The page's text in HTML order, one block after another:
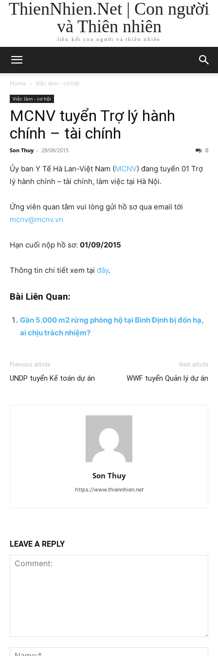
ThienNhien.Net | Con người
và Thiên nhiên
liên kết con người và thiên nhiên
Home Việc làm - cơ hội
Việc làm - cơ hội
MCNV tuyển Trợ lý hành
chính – tài chính
Son Thuy - 28/08/2015 0
Ủy ban Y Tế Hà Lan-Việt Nam (MCNV) đang tuyển 01 Trợ
lý hành chính – tài chính, làm việc tại Hà Nội.
Ứng viên quan tâm vui lòng gửi hồ sơ qua email tới
mcnv@mcnv.vn
Hạn cuối nộp hồ sơ: 01/09/2015
Thông tin chi tiết xem tại đây.
Bài Liên Quan:
Gần 5.000 m2 rừng phòng hộ tại Bình Định bị đốn hạ,
ai chịu trách nhiệm?
Previous article
UNDP tuyển Kế toán dự án
Next article
WWF tuyển Quản lý dự án
Son Thuy
https://www.thiennhien.net
LEAVE A REPLY